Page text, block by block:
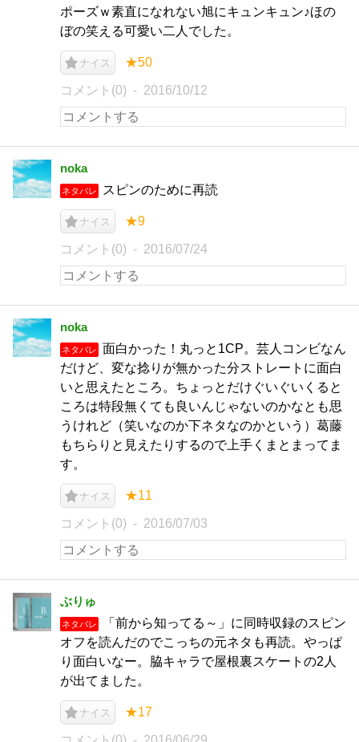
ポーズｗ素直になれない旭にキュンキュン♪ほの
ぼの笑える可愛い二人でした。
ナイス ★50
コメント(0) 2016/10/12
noka
ネタバレ スピンのために再読
ナイス ★9
コメント(0) 2016/07/24
noka
ネタバレ
面白かった！丸っと1CP。芸人コンビなん
だけど、変な捻りが無かった分ストレートに面白
いと思えたところ。ちょっとだけぐいぐいくると
ころは特段無くても良いんじゃないのかなとも思
うけれど（笑いなのか下ネタなのかという）葛藤
もちらりと見えたりするので上手くまとまってま
す。
ナイス ★11
コメント(0) 2016/07/03
ぶりゅ
ネタバレ
「前から知ってる～」に同時収録のスピン
オフを読んだのでこっちの元ネタも再読。やっぱ
り面白いなー。脇キャラで屋根裏スケートの2人
が出てました。
ナイス ★17